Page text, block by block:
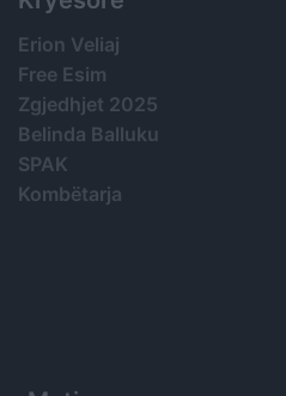
Erion Veliaj
Free Esim
Zgjedhjet 2025
Belinda Balluku
SPAK
Kombëtarja